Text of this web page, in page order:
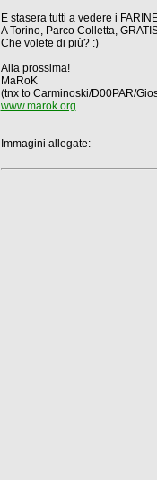
E stasera tutti a vedere i
A Torino, Parco Colletta,
Che volete di più? :)
Alla prossima!
MaRoK
(tnx to Carminoski/D00PAR/
www.marok.org
Immagini allegate: